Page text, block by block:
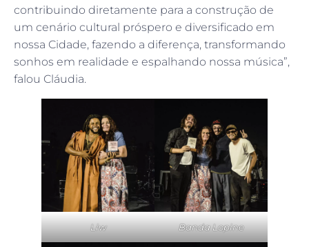
contribuindo diretamente para a construção de
um cenário cultural próspero e diversificado em
nossa Cidade, fazendo a diferença, transformando
sonhos em realidade e espalhando nossa música”,
falou Cláudia.
Liw Banda Lopine